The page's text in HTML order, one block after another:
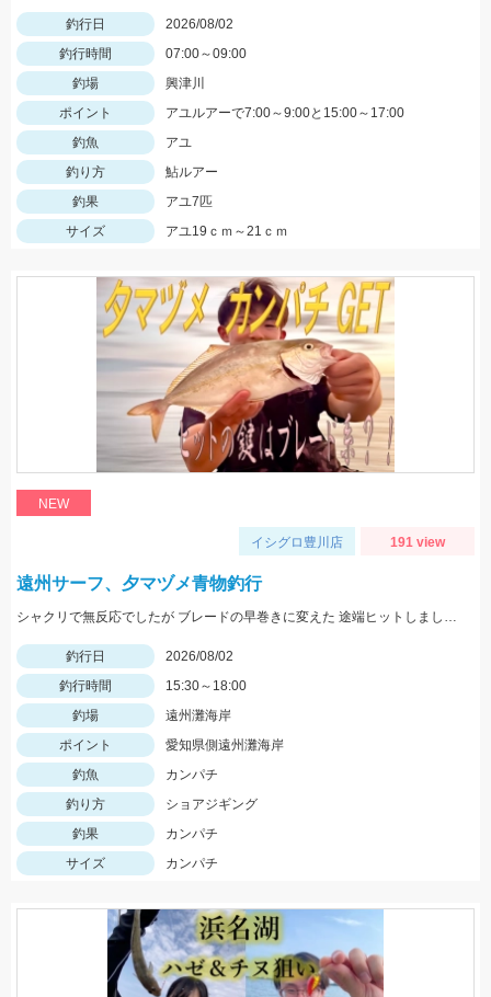
釣行日
2026/08/02
釣行時間
07:00～09:00
釣場
興津川
ポイント
アユルアーで7:00～9:00と15:00～17:00
釣魚
アユ
釣り方
鮎ルアー
釣果
アユ7匹
サイズ
アユ19ｃｍ～21ｃｍ
NEW
イシグロ豊川店 191 view
遠州サーフ、夕マヅメ青物釣行
シャクリで無反応でしたが ブレードの早巻きに変えた 途端ヒットしましたよ！
釣行日
2026/08/02
釣行時間
15:30～18:00
釣場
遠州灘海岸
ポイント
愛知県側遠州灘海岸
釣魚
カンパチ
釣り方
ショアジギング
釣果
カンパチ
サイズ
カンパチ